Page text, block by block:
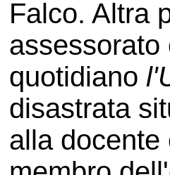
Falco. Altra
assessorato
quotidiano
disastrata
alla docente